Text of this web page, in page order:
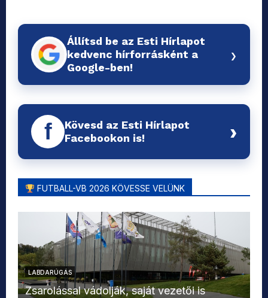
Állítsd be az Esti Hírlapot
kedvenc hírforrásként a
Google-ben!
›
f
Kövesd az Esti Hírlapot
Facebookon is!
›
FUTBALL-VB 2026 KÖVESSE VELÜNK
LABDARÚGÁS
Zsarolással vádolják, saját vezetői is